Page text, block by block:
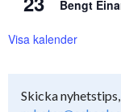
Bengt
Visa kalender
Skicka